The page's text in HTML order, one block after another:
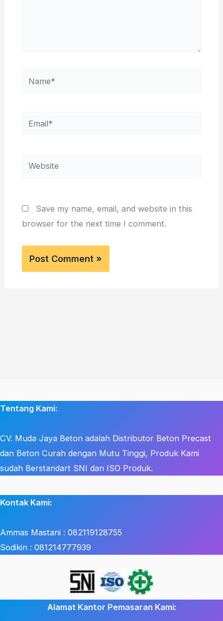
Name*
Email*
Website
Save my name, email, and website in this
browser for the next time I comment.
Tentang Kami:
CV. Muda Jaya Beton adalah Distributor Beton Precast
dan Beton Curah dengan Mutu Tinggi, Produk Kami
sudah Berstandart SNI dan ISO Produk.
Kontak Kami:
Ammas Mastani : 082119128755
Sodikin : 081214777939
Alamat Kantor Pemasaran Kami: